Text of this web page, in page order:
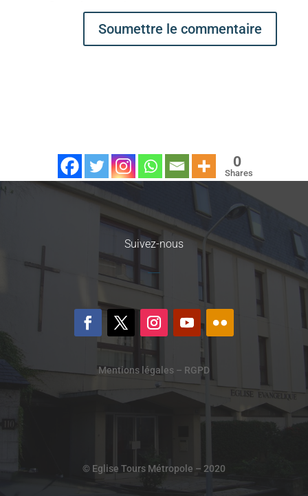
Soumettre le commentaire
0
Shares
Suivez-nous
Mentions légales – RGPD
© Eglise Tours Métropole – 2020